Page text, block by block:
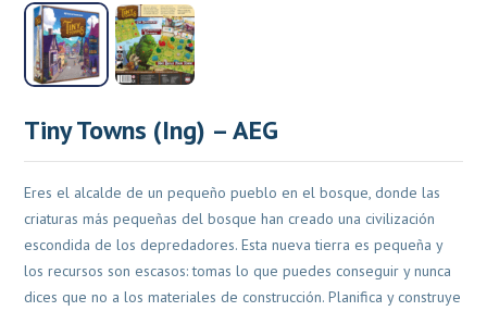
Tiny Towns (Ing) – AEG
Eres el alcalde de un pequeño pueblo en el bosque, donde las
criaturas más pequeñas del bosque han creado una civilización
escondida de los depredadores. Esta nueva tierra es pequeña y
los recursos son escasos: tomas lo que puedes conseguir y nunca
dices que no a los materiales de construcción. Planifica y construye